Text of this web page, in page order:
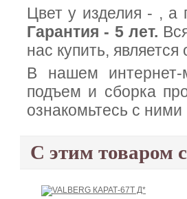
Цвет у изделия - , а
Гарантия - 5 лет.
нас купить,
В нашем интернет-
подъем и сборка
ознакомьтесь с
С этим товаром